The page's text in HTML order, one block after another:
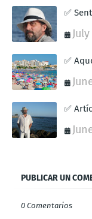
✅
✅
✅
PUBLICAR UN
0 Comentarios